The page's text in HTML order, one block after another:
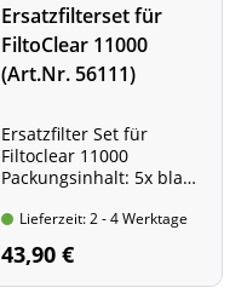
Ersatzfilterset für
FiltoClear 11000
(Art.Nr. 56111)
Ersatzfilter Set für
Filtoclear 11000
Packungsinhalt: 5x blaue
Filterschwämme
Lieferzeit: 2 - 4 Werktage
43,90 €